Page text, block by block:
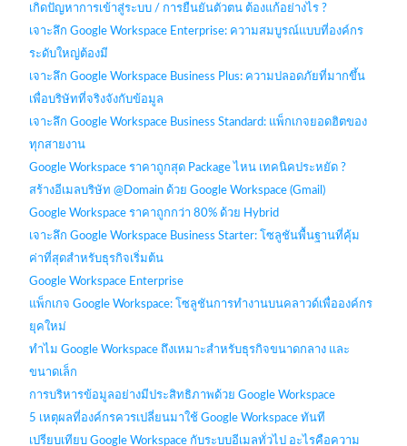
เกิดปัญหาการเข้าสู่ระบบ / การยืนยันตัวตน ต้องแก้อย่างไร ?
เจาะลึก Google Workspace Enterprise: ความสมบูรณ์แบบที่องค์กร
ระดับใหญ่ต้องมี
เจาะลึก Google Workspace Business Plus: ความปลอดภัยที่มากขึ้น
เพื่อบริษัทที่จริงจังกับข้อมูล
เจาะลึก Google Workspace Business Standard: แพ็กเกจยอดฮิตของ
ทุกสายงาน
Google Workspace ราคาถูกสุด Package ไหน เทคนิคประหยัด ?
สร้างอีเมลบริษัท @Domain ด้วย Google Workspace (Gmail)
Google Workspace ราคาถูกกว่า 80% ด้วย Hybrid
เจาะลึก Google Workspace Business Starter: โซลูชันพื้นฐานที่คุ้ม
ค่าที่สุดสำหรับธุรกิจเริ่มต้น
Google Workspace Enterprise
แพ็กเกจ Google Workspace: โซลูชันการทำงานบนคลาวด์เพื่อองค์กร
ยุคใหม่
ทำไม Google Workspace ถึงเหมาะสำหรับธุรกิจขนาดกลาง และ
ขนาดเล็ก
การบริหารข้อมูลอย่างมีประสิทธิภาพด้วย Google Workspace
5 เหตุผลที่องค์กรควรเปลี่ยนมาใช้ Google Workspace ทันที
เปรียบเทียบ Google Workspace กับระบบอีเมลทั่วไป อะไรคือความ